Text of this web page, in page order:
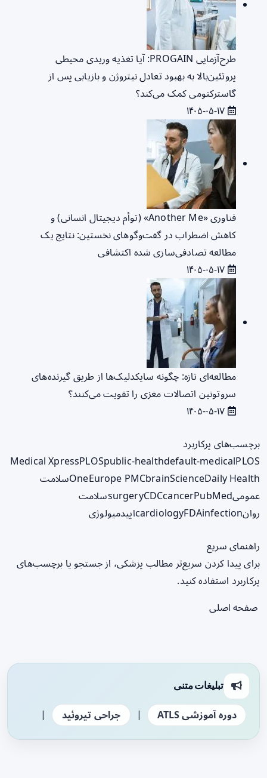
طرح‌آزمایی PROGAIN: آیا تغذیه وریدی محیطی
پروتئین‌بالا به بهبود تعادل نیتروژن و بازیابی پس از
گاسترکتومی کمک می‌کند؟
فناوری «Another Me» (توأم دیجیتال انسانی) و
کاهش اضطراب در گفت‌وگوهای نخستین: نتایج یک
مطالعه تصادفی‌سازی شده اکتشافی
مطالعه‌ای تازه: چگونه سایکدلیک‌ها از طریق گیرنده‌های
سروتونین اتصالات مغزی را تقویت می‌کنند؟
برچسب‌های پرکاربرد
Medical XpressPLOSpublic-healthdefault-medicalPLOS
OneEurope PMCbrainScienceDaily Health
سلامت
عمومی
surgeryCDCcancerPubMed
سلامت
روان
cardiologyFDAinfection اپیدمیولوژی
راهنمای سریع
برای پیدا کردن سریع‌تر مطالب پزشکی، از جستجو یا برچسب‌های
پرکاربرد استفاده کنید.
صفحه اصلی
تبلیغات متنی
دوره آموزشی ATLS | جراحی تیروئید |